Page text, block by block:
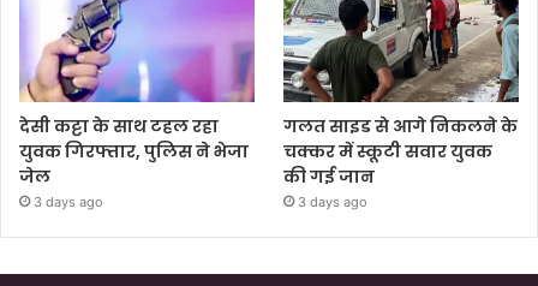
देसी कट्टा के साथ टहल रहा
युवक गिरफ्तार, पुलिस ने भेजा
जेल
3 days ago
गलत साइड से आगे निकलने के
चक्कर में स्कूटी सवार युवक
की गई जान
3 days ago